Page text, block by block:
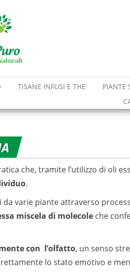
TISANE INFUSI E THE PIANTE
che, tramite l’utilizzo di oli
.
da varie piante attraverso
miscela di molecole che
con l’olfatto, un senso
lo stato emotivo e